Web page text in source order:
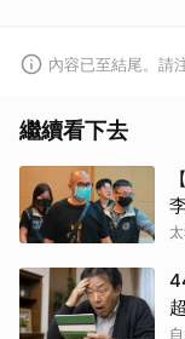
內容已至結尾。請
繼續看下去